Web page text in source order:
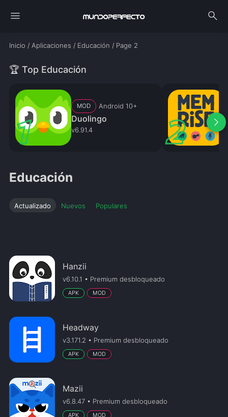
menu search
Inicio / Aplicaciones / Educación / Page 2
🏆 Top Educación
MOD Android 10+
Duolingo
v6.91.4
arrow_forward_ios
Educación
Actualizado Nuevos Populares
Hanzii
v6.10.1 • Premium desbloqueado
APK MOD
Headway
v3.171.2 • Premium desbloqueado
APK MOD
Mazii
v6.8.47 • Premium desbloqueado
APK MOD